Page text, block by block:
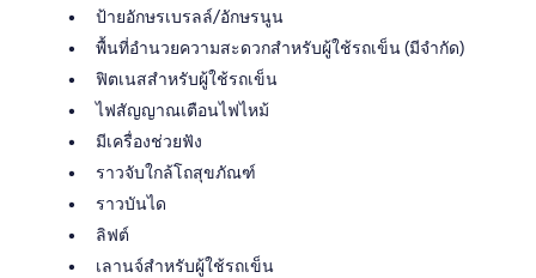
ป้ายอักษรเบรลล์/อักษรนูน
พื้นที่อำนวยความสะดวกสำหรับผู้ใช้รถเข็น (มีจำกัด)
ฟิตเนสสำหรับผู้ใช้รถเข็น
ไฟสัญญาณเตือนไฟไหม้
มีเครื่องช่วยฟัง
ราวจับใกล้โถสุขภัณฑ์
ราวบันได
ลิฟต์
เลานจ์สำหรับผู้ใช้รถเข็น